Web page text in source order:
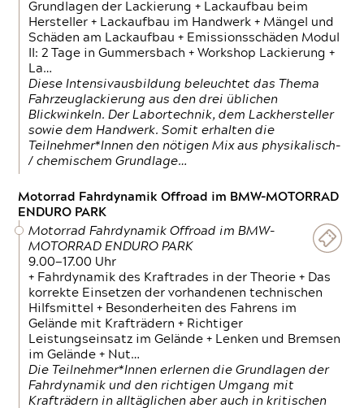
Grundlagen der Lackierung + Lackaufbau beim
Hersteller + Lackaufbau im Handwerk + Mängel und
Schäden am Lackaufbau + Emissionsschäden Modul
II: 2 Tage in Gummersbach + Workshop Lackierung +
La…
Diese Intensivausbildung beleuchtet das Thema
Fahrzeuglackierung aus den drei üblichen
Blickwinkeln. Der Labortechnik, dem Lackhersteller
sowie dem Handwerk. Somit erhalten die
Teilnehmer*Innen den nötigen Mix aus physikalisch-
/ chemischem Grundlage…
Motorrad Fahrdynamik Offroad im BMW-MOTORRAD
ENDURO PARK
Motorrad Fahrdynamik Offroad im BMW-
MOTORRAD ENDURO PARK
9.00—17.00 Uhr
+ Fahrdynamik des Kraftrades in der Theorie + Das
korrekte Einsetzen der vorhandenen technischen
Hilfsmittel + Besonderheiten des Fahrens im
Gelände mit Krafträdern + Richtiger
Leistungseinsatz im Gelände + Lenken und Bremsen
im Gelände + Nut…
Die Teilnehmer*Innen erlernen die Grundlagen der
Fahrdynamik und den richtigen Umgang mit
Krafträdern in alltäglichen aber auch in kritischen